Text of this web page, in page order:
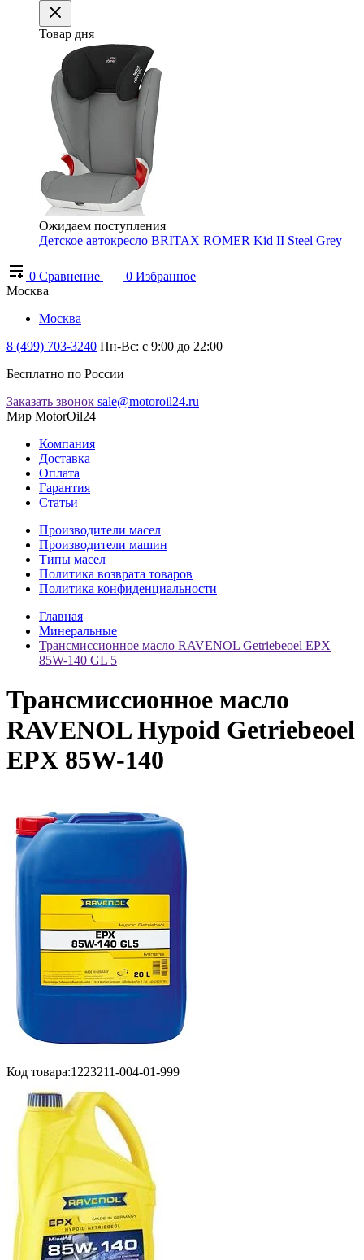
Товар дня
Ожидаем поступления
Детское автокресло BRITAX ROMER Kid II Steel Grey
0 Сравнение 0 Избранное
Москва
Москва
8 (499) 703-3240 Пн-Вс: с 9:00 до 22:00
Бесплатно по России
Заказать звонок sale@motoroil24.ru
Мир MotorOil24
Компания
Доставка
Оплата
Гарантия
Статьи
Производители масел
Производители машин
Типы масел
Политика возврата товаров
Политика конфиденциальности
Главная
Минеральные
Трансмиссионное масло RAVENOL Getriebeoel EPX
85W-140 GL 5
Трансмиссионное масло
RAVENOL Hypoid Getriebeoel
EPX 85W-140
Код товара:1223211-004-01-999